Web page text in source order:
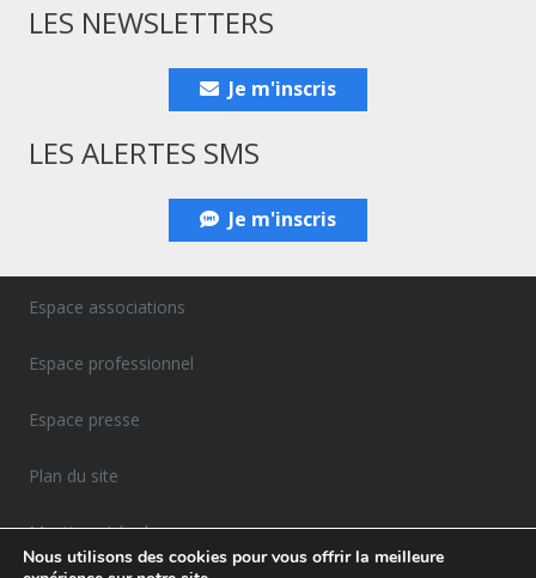
LES NEWSLETTERS
Je m'inscris
LES ALERTES SMS
Je m'inscris
Espace associations
Espace professionnel
Espace presse
Plan du site
Mentions Légales
Nous utilisons des cookies pour vous offrir la meilleure